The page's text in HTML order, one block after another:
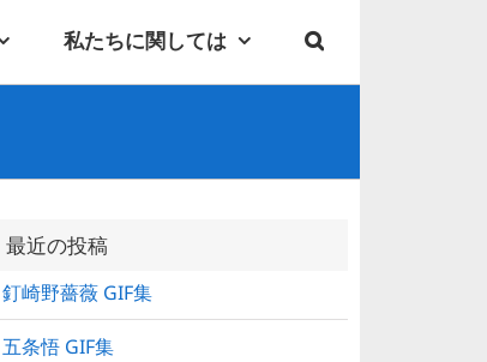
私たちに関しては
最近の投稿
釘崎野薔薇 GIF集
五条悟 GIF集